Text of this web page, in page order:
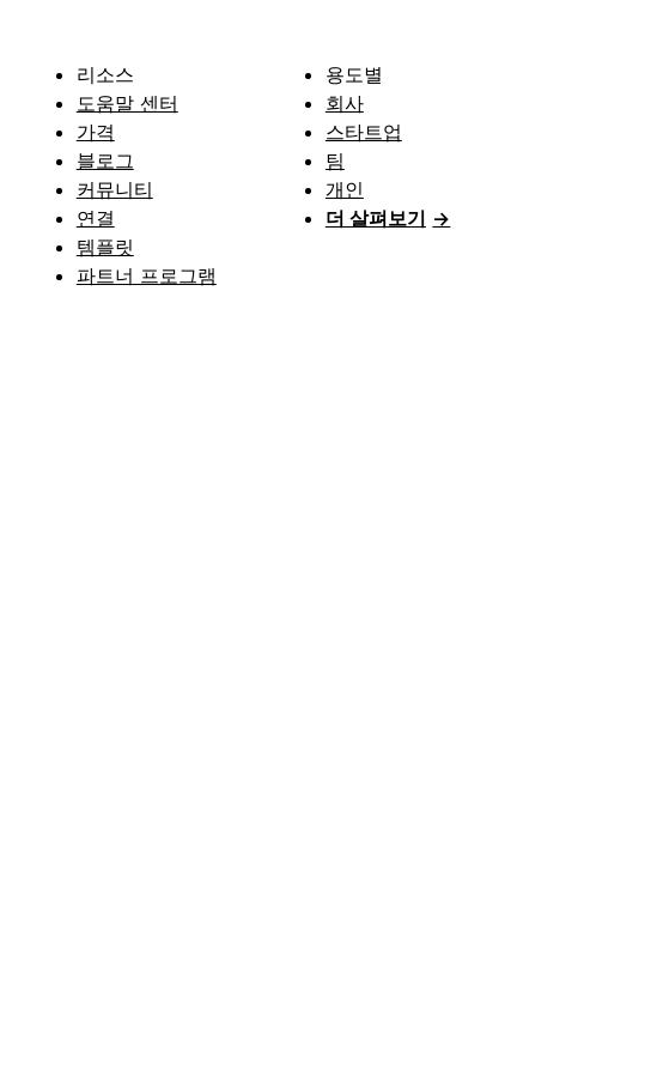
리소스
도움말 센터
가격
블로그
커뮤니티
연결
템플릿
파트너 프로그램
용도별
회사
스타트업
팀
개인
더 살펴보기 →